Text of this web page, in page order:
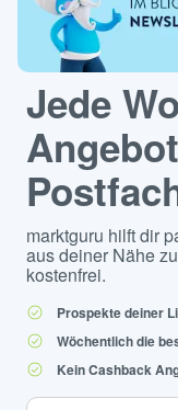
Jede
marktguru hilft dir
aus deiner Nähe
kostenfrei.
Prospekte deiner
Wöchentlich die
Kein Cashback